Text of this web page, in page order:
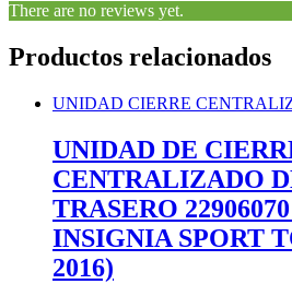
There are no reviews yet.
Productos relacionados
UNIDAD CIERRE
UNIDAD DE
CENTRALIZADO
TRASERO
INSIGNIA SPORT
2016)